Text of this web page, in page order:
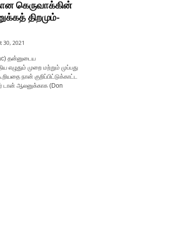
கெருவாக்கின்
திறமும்-
30, 2021
தன்னுடைய
எழுதும் முறை மற்றும் முப்பது
நான் குறிப்பிட்டுக்காட்ட
டான் ஆலனுக்காக (Don